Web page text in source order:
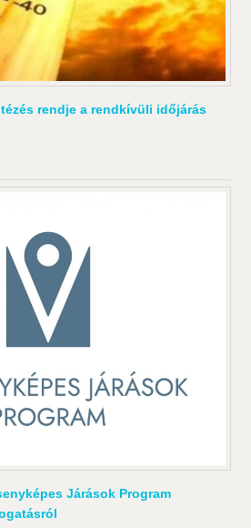
rendje a rendkívüli időjárás
Járások Program